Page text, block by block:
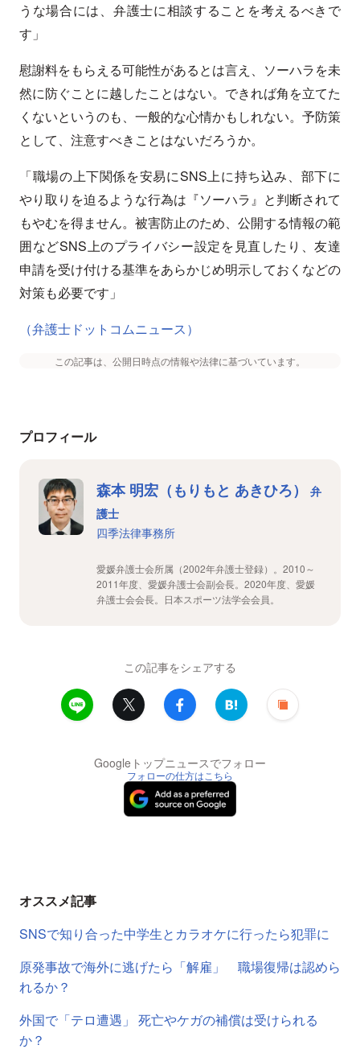
うな場合には、弁護士に相談することを考えるべきで
す」
慰謝料をもらえる可能性があるとは言え、ソーハラを未
然に防ぐことに越したことはない。できれば角を立てた
くないというのも、一般的な心情かもしれない。予防策
として、注意すべきことはないだろうか。
「職場の上下関係を安易にSNS上に持ち込み、部下に
やり取りを迫るような行為は『ソーハラ』と判断されて
もやむを得ません。被害防止のため、公開する情報の範
囲などSNS上のプライバシー設定を見直したり、友達
申請を受け付ける基準をあらかじめ明示しておくなどの
対策も必要です」
（弁護士ドットコムニュース）
この記事は、公開日時点の情報や法律に基づいています。
プロフィール
森本 明宏（もりもと あきひろ）
弁
護士
四季法律事務所
愛媛弁護士会所属（2002年弁護士登録）。2010～
2011年度、愛媛弁護士会副会長。2020年度、愛媛
弁護士会会長。日本スポーツ法学会会員。
この記事をシェアする
Googleトップニュースでフォロー
フォローの仕方はこちら
オススメ記事
SNSで知り合った中学生とカラオケに行ったら犯罪に
原発事故で海外に逃げたら「解雇」 職場復帰は認めら
れるか？
外国で「テロ遭遇」 死亡やケガの補償は受けられる
か？